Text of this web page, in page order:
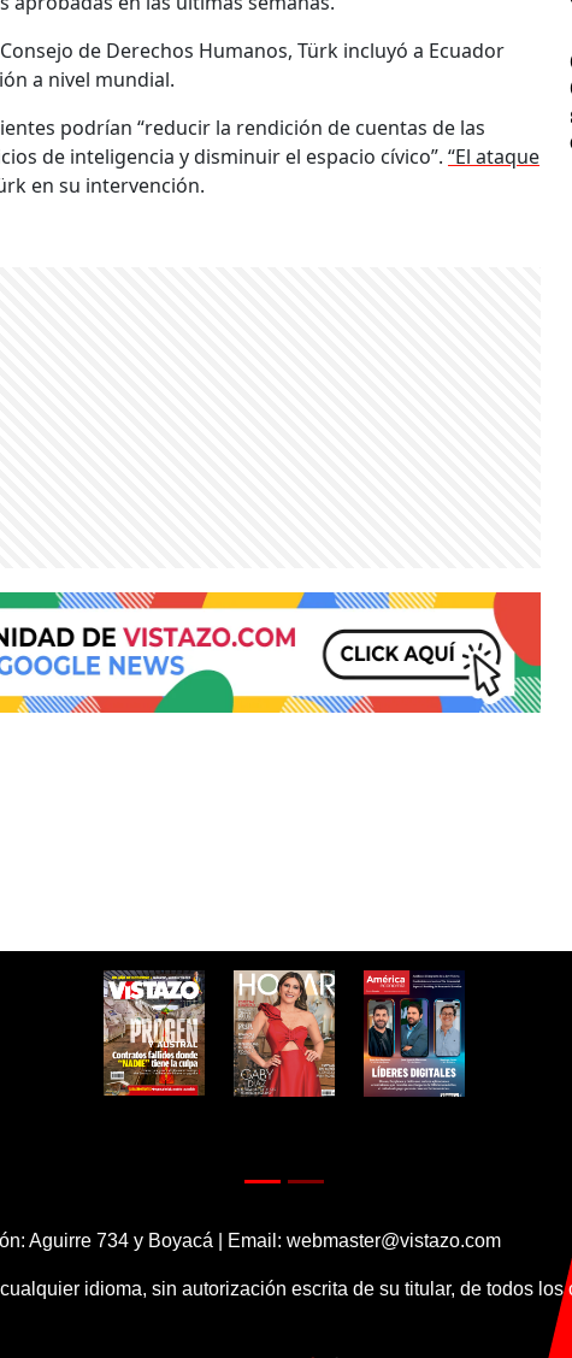
de Derechos Humanos, Türk incluyó a Ecuador
a nivel mundial.
podrían “reducir la rendición de cuentas de las
de inteligencia y disminuir el espacio cívico”. “El ataque
en su intervención.
Aguirre 734 y Boyacá | Email: webmaster@vistazo.com
idioma, sin autorización escrita de su titular, de todos los